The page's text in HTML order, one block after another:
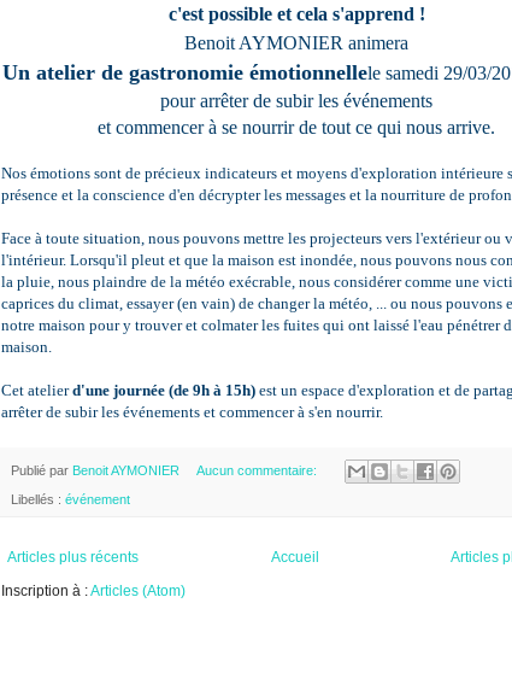
c'est possible et cela s'apprend !
Benoit AYMONIER animera
Un atelier de gastronomie émotionnellele samedi 29/03/
pour arrêter de subir les événements
et commencer à se nourrirde tout ce qui nous arrive.
Nos émotions sont de précieux indicateurs et moyens d'exploration intérieure
présence et la conscience d'en décrypter les messages et la nourriture de
Face à toute situation, nous pouvons mettre les projecteurs vers l'extérieur ou
l'intérieur. Lorsqu'il pleut et que la maison est inondée, nous pouvons nous
la pluie, nous plaindre de la météo exécrable, nous considérer comme une
caprices du climat, essayer (en vain) de changer la météo, ... ou nous pouvons
notre maison pour y trouver et colmater les fuites qui ont laissé l'eau pénétrer
maison.
Cet atelierd'une journée (de 9h à 15h) est un espace d'exploration et de
arrêter de subir les événements et commencer à s'en nourrir.
Publié par Benoit AYMONIER Aucun commentaire:
Libellés : événement
Articles plus récents Articles
Accueil
Inscription à :Articles (Atom)